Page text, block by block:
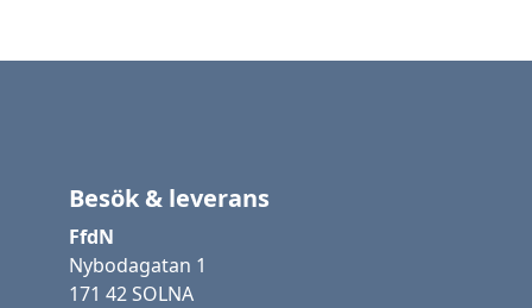
Besök & leverans
FfdN
Nybodagatan 1
171 42 SOLNA